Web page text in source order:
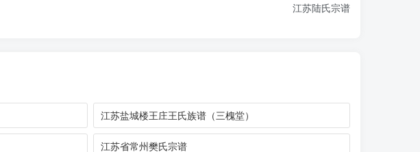
江苏陆氏宗谱
江苏盐城楼王庄王氏族谱（三槐堂）
江苏省常州樊氏宗谱